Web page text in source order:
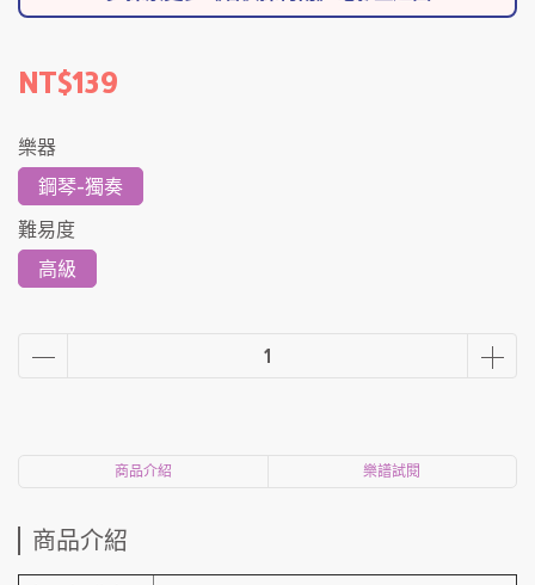
NT$139
樂器
鋼琴-獨奏
難易度
高級
商品介紹 樂譜試閱
商品介紹